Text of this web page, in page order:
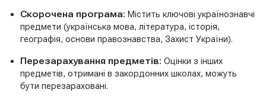
Скорочена програма: Містить ключові українознавчі
предмети (українська мова, література, історія,
географія, основи правознавства, Захист України).
Перезарахування предметів: Оцінки з інших
предметів, отримані в закордонних школах, можуть
бути перезараховані.